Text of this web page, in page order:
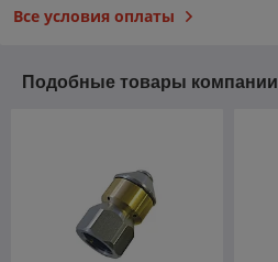
Все условия оплаты
Подобные товары компании